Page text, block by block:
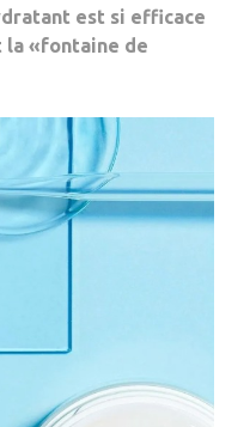
est si efficace
la «fontaine de